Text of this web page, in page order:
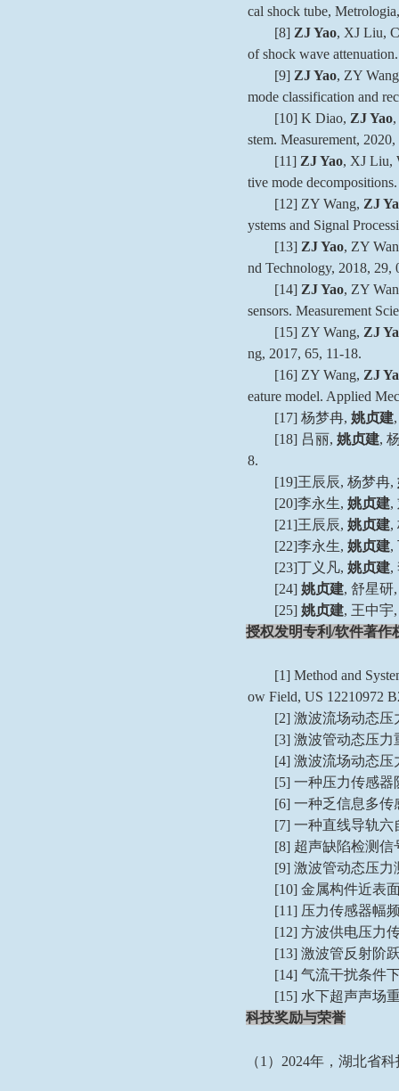
cal shock tube,
[8] ZJ Yao, XJ Liu,
of shock wave
[9] ZJ Yao, ZY
mode classification and
[10] K Diao, ZJ Yao
stem. Measurement,
[11] ZJ Yao, XJ Liu,
tive mode
[12] ZY Wang, ZJ
ystems and Signal
[13] ZJ Yao, ZY
nd Technology, 2018, 29,
[14] ZJ Yao, ZY
sensors. Measurement
[15] ZY Wang, ZJ
ng, 2017, 65, 11-18.
[16] ZY Wang, ZJ
eature model. Applied
[17] 杨梦冉, 姚贞建,
[18] 吕丽, 姚贞建,
8.
[19]王辰辰, 杨梦冉,
[20]李永生, 姚贞建,
[21]王辰辰, 姚贞建,
[22]李永生, 姚贞建,
[23]丁义凡, 姚贞建,
[24] 姚贞建, 舒星研,
[25] 姚贞建, 王中宇,
授权发明专利 /软件著作
[1] Method and
ow Field, US 12210972
[2] 激波流场动态压
[3] 激波管动态压力
[4] 激波流场动态压
[5] 一种压力传感器
[6] 一种乏信息多传
[7] 一种直线导轨六
[8] 超声缺陷检测信
[9] 激波管动态压力
[10] 金属构件近表
[11] 压力传感器幅
[12] 方波供电压力
[13] 激波管反射阶
[14] 气流干扰条件
[15] 水下超声声场
科技奖励与荣誉
（1 ） 2024年， 湖北省科